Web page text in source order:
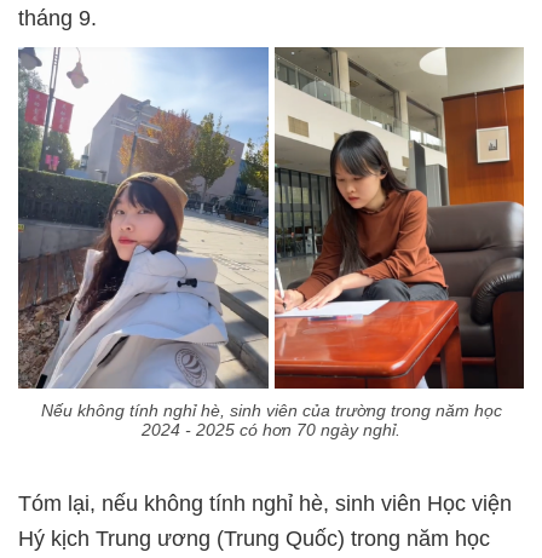
tháng 9.
Nếu không tính nghỉ hè, sinh viên của trường trong năm học
2024 - 2025 có hơn 70 ngày nghỉ.
Tóm lại, nếu không tính nghỉ hè, sinh viên Học viện
Hý kịch Trung ương (Trung Quốc) trong năm học